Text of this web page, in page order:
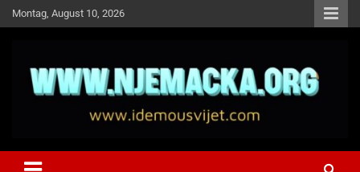
Skip
to
Montag, August 10, 2026
Idemo u Svijet-Njemacka!